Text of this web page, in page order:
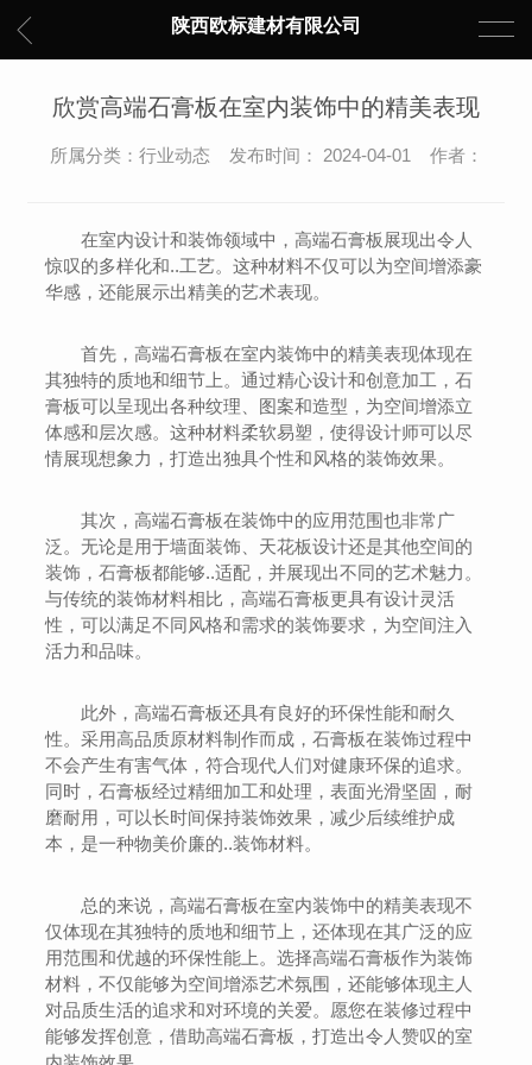
陕西欧标建材有限公司
欣赏高端石膏板在室内装饰中的精美表现
所属分类：行业动态 发布时间： 2024-04-01 作者：
在室内设计和装饰领域中，高端石膏板展现出令人
惊叹的多样化和..工艺。这种材料不仅可以为空间增添豪
华感，还能展示出精美的艺术表现。
首先，高端石膏板在室内装饰中的精美表现体现在
其独特的质地和细节上。通过精心设计和创意加工，石
膏板可以呈现出各种纹理、图案和造型，为空间增添立
体感和层次感。这种材料柔软易塑，使得设计师可以尽
情展现想象力，打造出独具个性和风格的装饰效果。
其次，高端石膏板在装饰中的应用范围也非常广
泛。无论是用于墙面装饰、天花板设计还是其他空间的
装饰，石膏板都能够..适配，并展现出不同的艺术魅力。
与传统的装饰材料相比，高端石膏板更具有设计灵活
性，可以满足不同风格和需求的装饰要求，为空间注入
活力和品味。
此外，高端石膏板还具有良好的环保性能和耐久
性。采用高品质原材料制作而成，石膏板在装饰过程中
不会产生有害气体，符合现代人们对健康环保的追求。
同时，石膏板经过精细加工和处理，表面光滑坚固，耐
磨耐用，可以长时间保持装饰效果，减少后续维护成
本，是一种物美价廉的..装饰材料。
总的来说，高端石膏板在室内装饰中的精美表现不
仅体现在其独特的质地和细节上，还体现在其广泛的应
用范围和优越的环保性能上。选择高端石膏板作为装饰
材料，不仅能够为空间增添艺术氛围，还能够体现主人
对品质生活的追求和对环境的关爱。愿您在装修过程中
能够发挥创意，借助高端石膏板，打造出令人赞叹的室